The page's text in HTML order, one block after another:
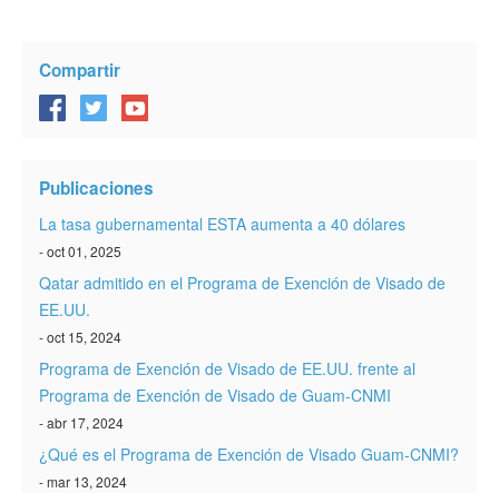
VWP
ESTA Información
Contacto
Compartir
Publicaciones
La tasa gubernamental ESTA aumenta a 40 dólares
- oct 01, 2025
Qatar admitido en el Programa de Exención de Visado de
EE.UU.
- oct 15, 2024
Programa de Exención de Visado de EE.UU. frente al
Programa de Exención de Visado de Guam-CNMI
- abr 17, 2024
¿Qué es el Programa de Exención de Visado Guam-CNMI?
- mar 13, 2024